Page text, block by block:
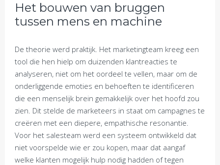
Het bouwen van bruggen
tussen mens en machine
De theorie werd praktijk. Het marketingteam kreeg een
tool die hen hielp om duizenden klantreacties te
analyseren, niet om het oordeel te vellen, maar om de
onderliggende emoties en behoeften te identificeren
die een menselijk brein gemakkelijk over het hoofd zou
zien. Dit stelde de marketeers in staat om campagnes te
creëren met een diepere, empathische resonantie.
Voor het salesteam werd een systeem ontwikkeld dat
niet voorspelde wie er zou kopen, maar dat aangaf
welke klanten mogelijk hulp nodig hadden of tegen